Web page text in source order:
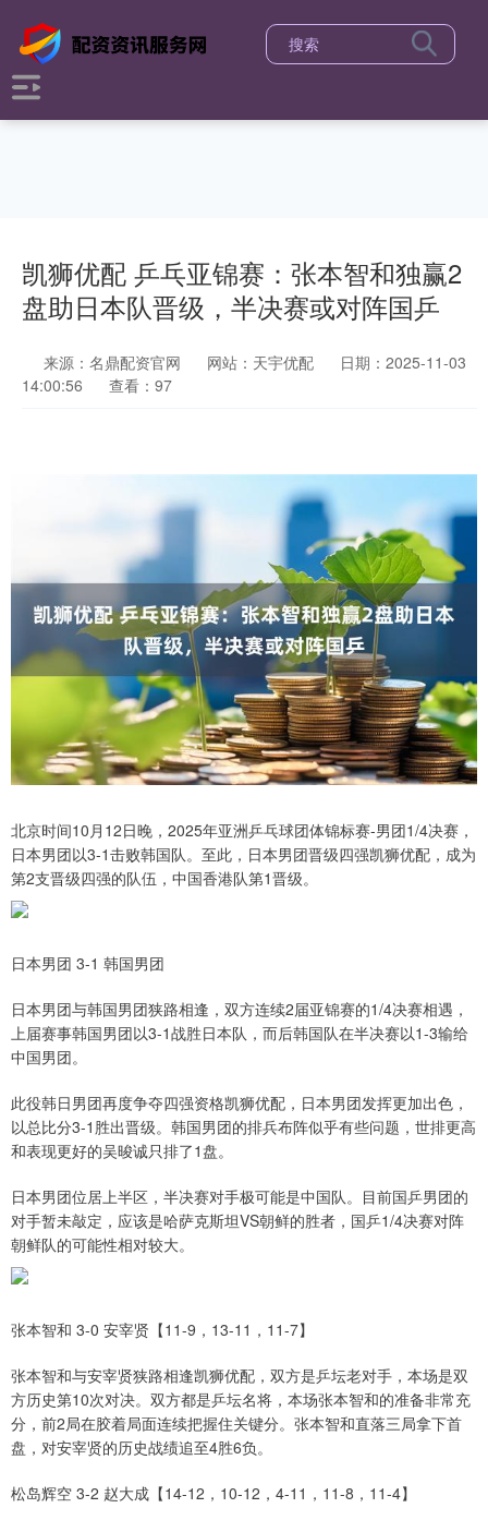
凯狮优配 乒乓亚锦赛：张本智和独赢2
盘助日本队晋级，半决赛或对阵国乒
来源：名鼎配资官网 网站：天宇优配
日期：2025-11-03
14:00:56
查看：97
北京时间10月12日晚，2025年亚洲乒乓球团体锦标赛-男团1/4决赛，
日本男团以3-1击败韩国队。至此，日本男团晋级四强凯狮优配，成为
第2支晋级四强的队伍，中国香港队第1晋级。
日本男团 3-1 韩国男团
日本男团与韩国男团狭路相逢，双方连续2届亚锦赛的1/4决赛相遇，
上届赛事韩国男团以3-1战胜日本队，而后韩国队在半决赛以1-3输给
中国男团。
此役韩日男团再度争夺四强资格凯狮优配，日本男团发挥更加出色，
以总比分3-1胜出晋级。韩国男团的排兵布阵似乎有些问题，世排更高
和表现更好的吴晙诚只排了1盘。
日本男团位居上半区，半决赛对手极可能是中国队。目前国乒男团的
对手暂未敲定，应该是哈萨克斯坦VS朝鲜的胜者，国乒1/4决赛对阵
朝鲜队的可能性相对较大。
张本智和 3-0 安宰贤【11-9，13-11，11-7】
张本智和与安宰贤狭路相逢凯狮优配，双方是乒坛老对手，本场是双
方历史第10次对决。双方都是乒坛名将，本场张本智和的准备非常充
分，前2局在胶着局面连续把握住关键分。张本智和直落三局拿下首
盘，对安宰贤的历史战绩追至4胜6负。
松岛辉空 3-2 赵大成【14-12，10-12，4-11，11-8，11-4】